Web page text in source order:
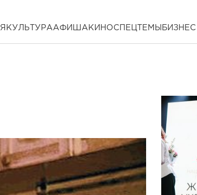
КУЛЬТУРААФИША КИНОСПЕЦТЕМЫ БИЗНЕС